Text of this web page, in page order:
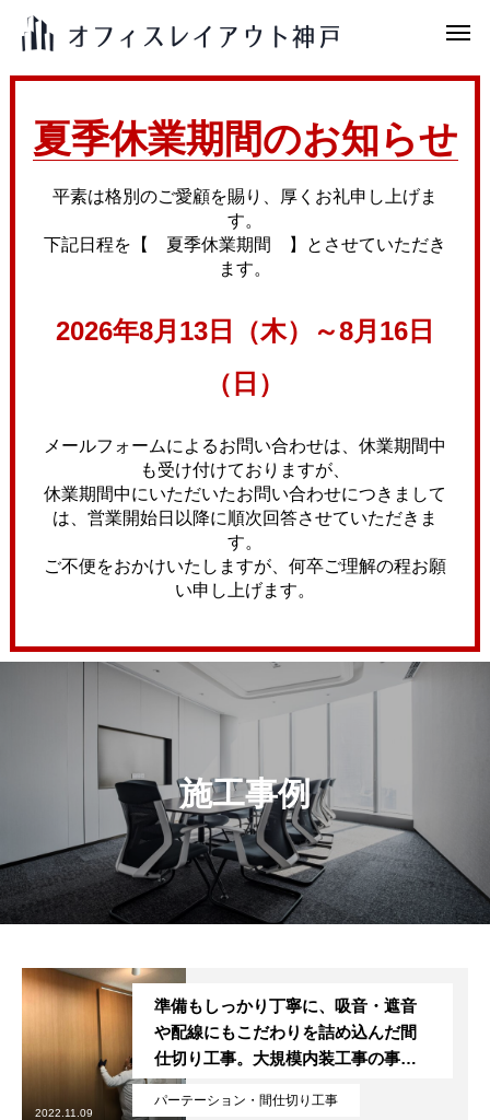
夏季休業期間のお知らせ
平素は格別のご愛顧を賜り、厚くお礼申し上げま
す。
下記日程を【 夏季休業期間 】とさせていただき
ます。
2026年8月13日（木）～8月16日
（日）
メールフォームによるお問い合わせは、休業期間中
も受け付けておりますが、
休業期間中にいただいたお問い合わせにつきまして
は、営業開始日以降に順次回答させていただきま
す。
ご不便をおかけいたしますが、何卒ご理解の程お願
い申し上げます。
施工事例
パーテーション・間仕切り工事
準備もしっかり丁寧に、吸音・遮音
や配線にもこだわりを詰め込んだ間
仕切り工事。大規模内装工事の事例
紹介です。
2022.11.09